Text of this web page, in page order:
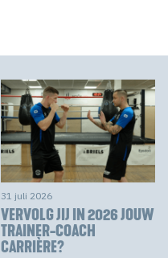
31 juli 2026
VERVOLG JIJ IN 2026 JOUW
TRAINER-COACH
CARRIÈRE?